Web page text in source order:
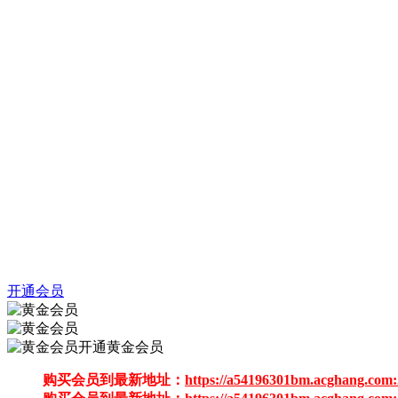
开通会员
开通黄金会员
购买会员到最新地址： https://